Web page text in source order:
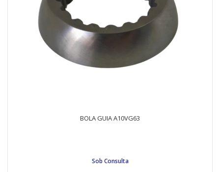
BOLA GUIA A10VG63
Sob Consulta